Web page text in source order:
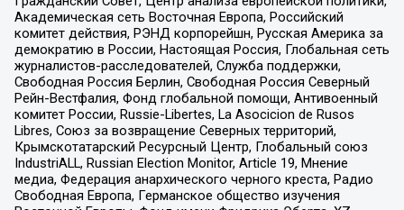
Академическая сеть Восточная Европа, Российский
комитет действия, РЭНД корпорейшн, Русская Америка за
демократию в России, Настоящая Россия, Глобальная сеть
журналистов-расследователей, Служба поддержки,
Свободная Россия Берлин, Свободная Россия Северный
Рейн-Вестфалия, Фонд глобальной помощи, Антивоенный
комитет России, Russie-Libertes, La Asocicion de Rusos
Libres, Союз за возвращение Северных территорий,
Крымскотатарский Ресурсный Центр, Глобальный союз
IndustriALL, Russian Election Monitor, Article 19, Мнение
медиа, Федерация анархического черного креста, Радио
Свободная Европа, Германское общество изучения